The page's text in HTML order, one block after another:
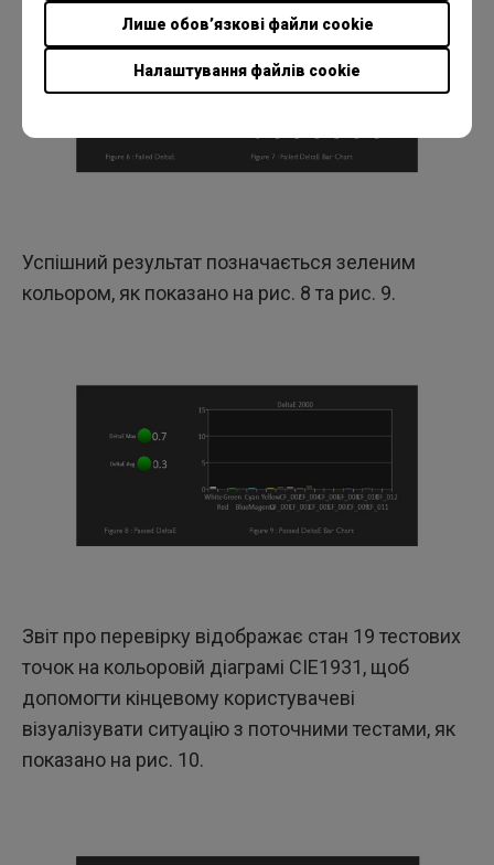
Налаштування файлів cookie
Лише обов’язкові файли cookie
Успішний результат позначається зеленим
кольором, як показано на рис. 8 та рис. 9.
Звіт про перевірку відображає стан 19 тестових
точок на кольоровій діаграмі CIE1931, щоб
допомогти кінцевому користувачеві
візуалізувати ситуацію з поточними тестами, як
показано на рис. 10.